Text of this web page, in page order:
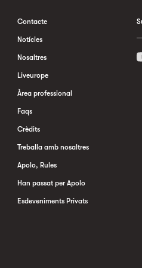
Contacte
Notícies
Nosaltres
Liveurope
Àrea professional
Faqs
Crèdits
Treballa amb nosaltres
Apolo, Rules
Han passat per Apolo
Esdeveniments Privats